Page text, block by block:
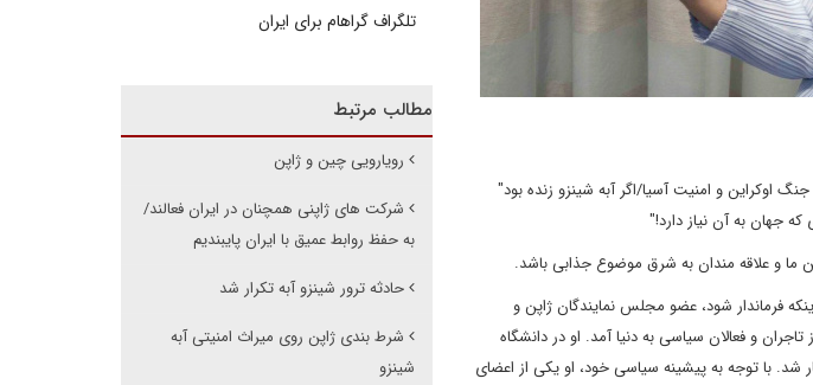
اوکراین و امنیت آسیا/اگر آبه شینزو زنده بود"
جهان به آن نیاز دارد!"
ما و علاقه مندان به شرق موضوع جذابی باشد.
مشغول است. او قبل از اینکه فرماندار شود، عضو مجلس نمایندگان ژاپن و
و فعالان سیاسی به دنیا آمد. او در دانشگاه
شد. با توجه به پیشینه سیاسی خود، او یکی از اعضای
تلگراف گراهام برای ایران
مطالب مرتبط
رویارویی چین و ژاپن
شرکت های ژاپنی همچنان در ایران فعالند/
به حفظ روابط عمیق با ایران پایبندیم
حادثه ترور شینزو آبه تکرار شد
شرط بندی ژاپن روی میراث امنیتی آبه
شینزو